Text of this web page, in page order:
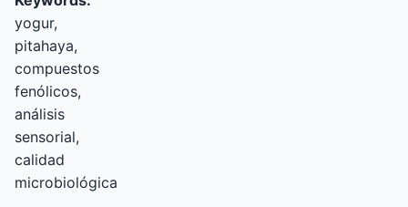
yogur,
pitahaya,
compuestos
fenólicos,
análisis
sensorial,
calidad
microbiológica